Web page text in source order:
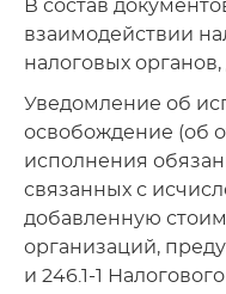
В состав
взаимодействии
налоговых
Уведомление об
освобождение (об
исполнения
связанных с
добавленную
организаций,
и 246.1-1